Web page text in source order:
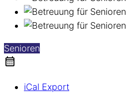
Senioren
iCal Export